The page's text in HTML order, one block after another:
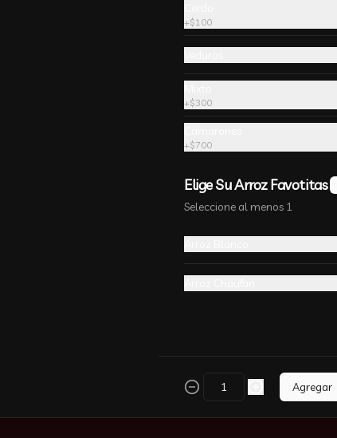
🔥Arrollado Mixto
arrollado primavera y jamon
Cinco unidades de ravioles con el
relleno que elijas, cocinadas  al
+$100
+$300
+$700
Elige Su Arroz Favotitas
Seleccione al menos 1
Agregar